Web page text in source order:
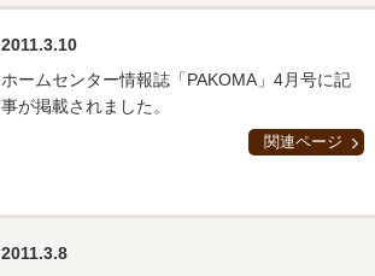
2011.3.10
ホームセンター情報誌「PAKOMA」4月号に記
事が掲載されました。
関連ページ
2011.3.8